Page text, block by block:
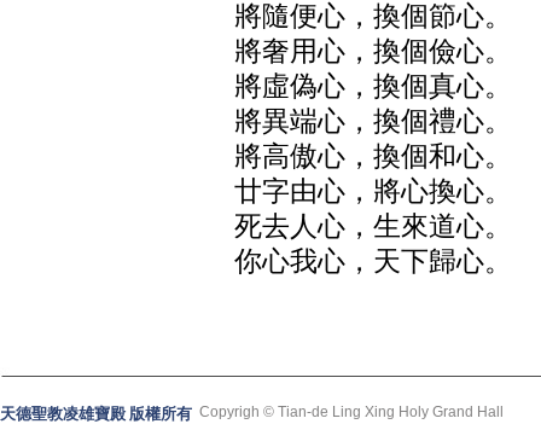
將隨便心，換個節心。
將奢用心，換個儉心。
將虛偽心，換個真心。
將異端心，換個禮心。
將高傲心，換個和心。
廿字由心，將心換心。
死去人心，生來道心。
你心我心，天下歸心。
天德聖教凌雄寶殿 版權所有 Copyrigh © Tian-de Ling Xing Holy Grand Hall